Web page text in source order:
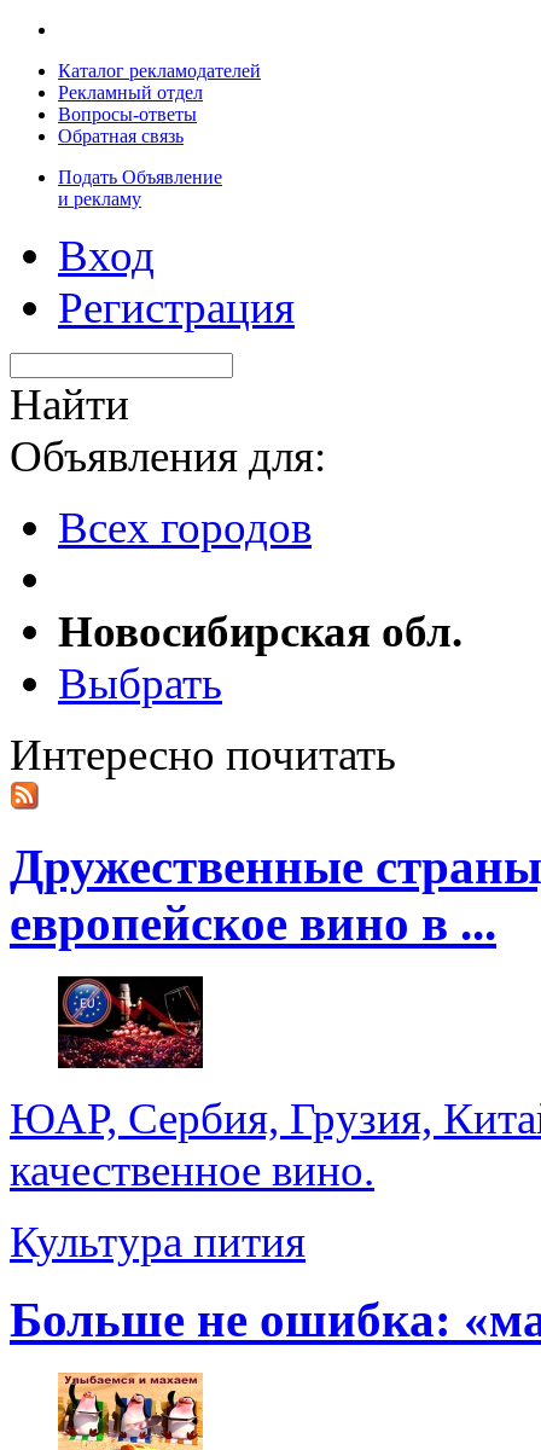
Каталог рекламодателей
Рекламный отдел
Вопросы-ответы
Обратная связь
Подать Объявление
и рекламу
Вход
Регистрация
Найти
Объявления для:
Всех городов
Новосибирская обл.
Выбрать
Интересно почитать
Дружественные
европейское вино в ...
ЮАР, Сербия, Грузия,
качественное вино.
Культура пития
Больше не ошибка: